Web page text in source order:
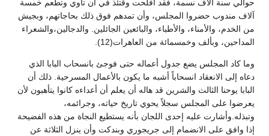
حوالي سنة آلاف نسمة، فقد أفلحت وقتئذ في أن تأوي وتطعم خمسة
آلاف مندوب حضروا المجلس، وأن تمدهم فوق ذلك بحاجاتهم، وبجيش
من الخدم، والأمناء، والأطباء، والبائعين الجائلين. والدجالين،والشعراء
المداحين، وبألف وخمسمائة من العاهرات(12).
وما كاد المجلس يضع جدول أعماله حتى فوجئ بانسحاب البابا الذي
دعاه إلى الانعقاد انسحاباً أشبه ما يكون بالأعمال المسرحية. ذلك أن
البابا يوحنا الثالث والشرين قد هاله أن يعلم أن أعداءه كانوا يتأهبون لأن
يعرضوا على المجلس سجلاً يحوي تاريخ حياته، وجرائمه،
وتبذله.وأشارت عليه إحدى اللجان بأنه يستطيع النجاة من هذه الفضيحة
إذا وافق على الانضمام إلى جريجوري وبندكت وأن ينزل الثلاثة عن